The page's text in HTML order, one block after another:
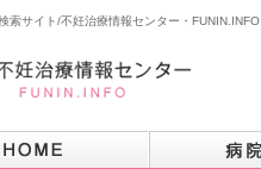
索サイト/不妊治療情報センター・FUNIN.INFO